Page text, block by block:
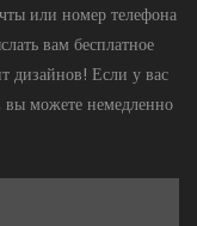
или номер телефона
вам бесплатное
дизайнов! Если у вас
вы можете немедленно